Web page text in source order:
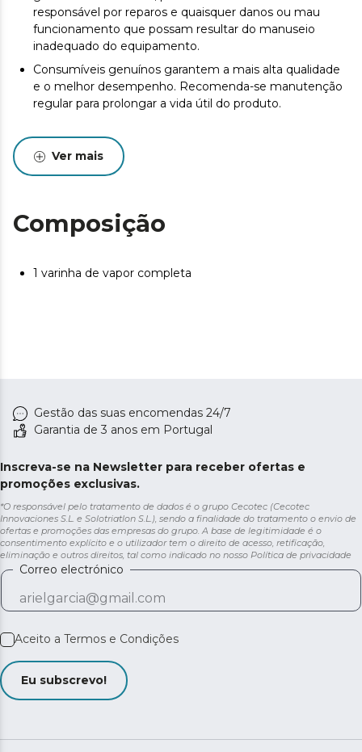
responsável por reparos e quaisquer danos ou mau
funcionamento que possam resultar do manuseio
inadequado do equipamento.
Consumíveis genuínos garantem a mais alta qualidade
e o melhor desempenho. Recomenda-se manutenção
regular para prolongar a vida útil do produto.
Ver mais
Composição
1 varinha de vapor completa
Gestão das suas encomendas 24/7
Garantia de 3 anos em Portugal
Inscreva-se na Newsletter para receber ofertas e
promoções exclusivas.
*O responsável pelo tratamento de dados é o grupo Cecotec (Cecotec
Innovaciones S.L. e Solotriatlon S.L.), sendo a finalidade do tratamento o envio de
ofertas e promoções das empresas do grupo. A base de legitimidade é o
consentimento explícito e o utilizador tem o direito de acesso, retificação,
eliminação e outros direitos, tal como indicado no nosso Política de privacidade
Correo electrónico
Aceito a Termos e Condições
Eu subscrevo!